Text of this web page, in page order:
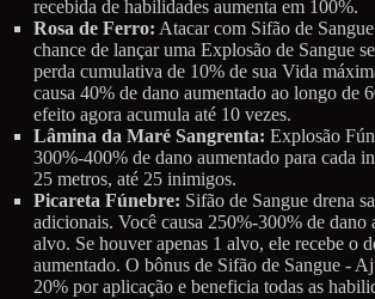
recebida de habilidades aumenta em 100%.
Rosa de Ferro: Atacar com Sifão de
chance de lançar uma Explosão de Sangue
perda cumulativa de 10% de sua Vida
causa 40% de dano aumentado ao longo de
efeito agora acumula até 10 vezes.
Lâmina da Maré Sangrenta: Explosão
300%-400% de dano aumentado para cada
25 metros, até 25 inimigos.
Picareta Fúnebre: Sifão de Sangue drena
adicionais. Você causa 250%-300% de dano
alvo. Se houver apenas 1 alvo, ele recebe o
aumentado. O bônus de Sifão de Sangue -
20% por aplicação e beneficia todas as